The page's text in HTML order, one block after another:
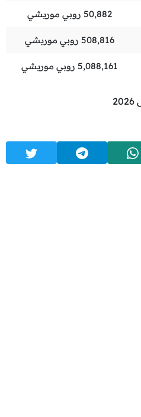
50,882 روبي موريشي
508,816 روبي موريشي
5,088,161 روبي موريشي